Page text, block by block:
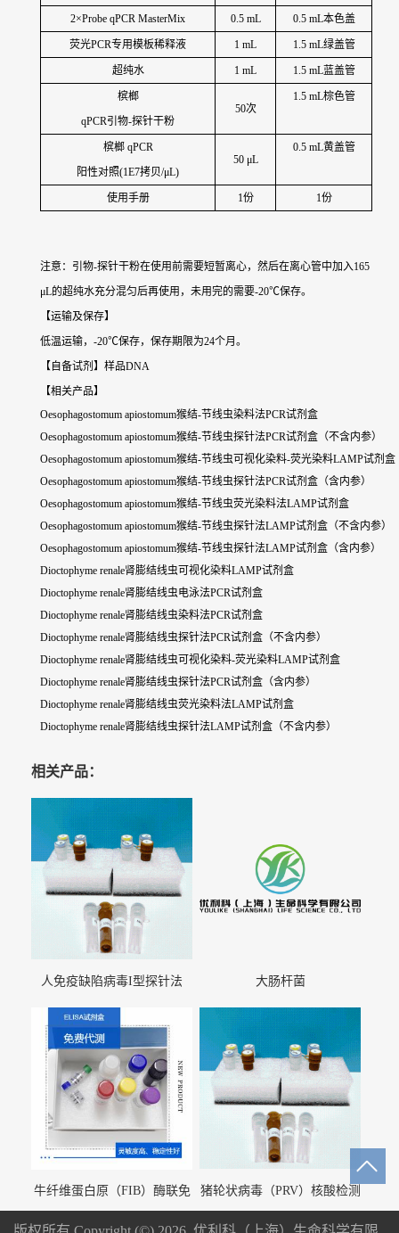
2×Probe qPCR MasterMix 0.5 mL 0.5 mL本色盖
荧光PCR专用模板稀释液 1 mL 1.5 mL绿盖管
超纯水 1 mL 1.5 mL蓝盖管
槟榔
qPCR引物-探针干粉
50次
1.5 mL棕色管
槟榔qPCR
阳性对照(1E7拷贝/μL)
50 μL
0.5 mL黄盖管
使用手册 1份 1份
注意：引物-探针干粉在使用前需要短暂离心，然后在离心管中加入165
μL的超纯水充分混匀后再使用，未用完的需要-20℃保存。
【运输及保存】
低温运输，-20℃保存，保存期限为24个月。
【自备试剂】样品DNA
【相关产品】
Oesophagostomum apiostomum猴结-节线虫染料法PCR试剂盒
Oesophagostomum apiostomum猴结-节线虫探针法PCR试剂盒（不含内参）
Oesophagostomum apiostomum猴结-节线虫可视化染料-荧光染料LAMP试剂盒
Oesophagostomum apiostomum猴结-节线虫探针法PCR试剂盒（含内参）
Oesophagostomum apiostomum猴结-节线虫荧光染料法LAMP试剂盒
Oesophagostomum apiostomum猴结-节线虫探针法LAMP试剂盒（不含内参）
Oesophagostomum apiostomum猴结-节线虫探针法LAMP试剂盒（含内参）
Dioctophyme renale肾膨结线虫可视化染料LAMP试剂盒
Dioctophyme renale肾膨结线虫电泳法PCR试剂盒
Dioctophyme renale肾膨结线虫染料法PCR试剂盒
Dioctophyme renale肾膨结线虫探针法PCR试剂盒（不含内参）
Dioctophyme renale肾膨结线虫可视化染料-荧光染料LAMP试剂盒
Dioctophyme renale肾膨结线虫探针法PCR试剂盒（含内参）
Dioctophyme renale肾膨结线虫荧光染料法LAMP试剂盒
Dioctophyme renale肾膨结线虫探针法LAMP试剂盒（不含内参）
相关产品：
人免疫缺陷病毒I型探针法
大肠杆菌
牛纤维蛋白原（FIB）酶联免
疫分析试剂盒
猪轮状病毒（PRV）核酸检测
试剂盒（荧光 PCR 法）